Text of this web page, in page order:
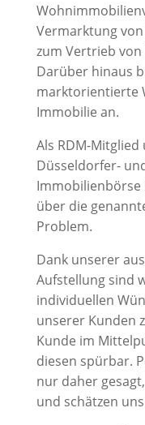
Vermarktung
zum Vertrieb
Darüber hinaus
marktorientierte
Immobilie an.
Als RDM-
Düsseldorfer-
über die
Problem.
Dank unserer
Aufstellung sind
individuellen
unserer Kunden
Kunde im
diesen spürbar.
nur daher
und schätzen